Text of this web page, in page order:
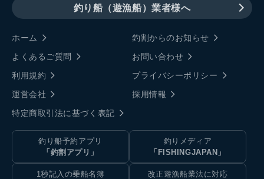
釣り船（遊漁船）業者様へ
ホーム
釣割からのお知らせ
よくあるご質問
お問い合わせ
利用規約
プライバシーポリシー
運営会社
採用情報
特定商取引法に基づく表記
釣り船予約アプリ
「釣割アプリ」
釣りメディア
「FISHINGJAPAN」
1秒記入の乗船名簿
改正遊漁船業法に対応